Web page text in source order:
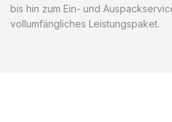
bis hin zum Ein- und
vollumfängliches Leistungspaket.